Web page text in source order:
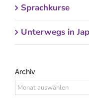
Sprachkurse
Unterwegs in
Archiv
Archiv